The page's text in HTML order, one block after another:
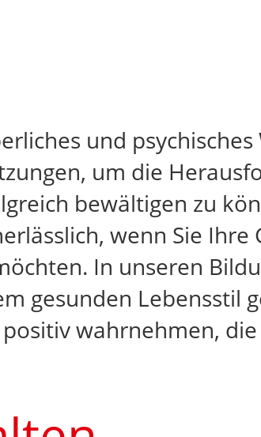
und
um die
bewältigen zu
wenn Sie Ihre
In unseren
gesunden Lebensstil
wahrnehmen,